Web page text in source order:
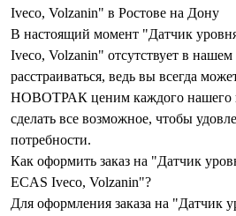
Iveco, Volzanin" в Ростове на Дону
В настоящий момент "Датчик
Iveco, Volzanin" отсутствует в нашем
расстраиваться, ведь вы всегда
НОВОТРАК ценим каждого нашего
сделать все возможное, чтобы
потребности.
Как оформить заказ на "Датчик
ECAS Iveco, Volzanin"?
Для оформления заказа на "Датчик